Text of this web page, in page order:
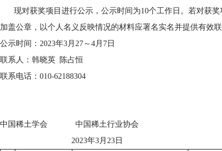
现对获奖项目进行公示，公示时间为10个工作日。若对获奖
加盖公章，以个人名义反映情况的材料应署名实名并提供有效
公示时间：2023年3月27～4月7日
联系人：韩晓英 陈占恒
联系电话：010-62188304
中国稀土学会 中国稀土行业协会
2023年3月23日